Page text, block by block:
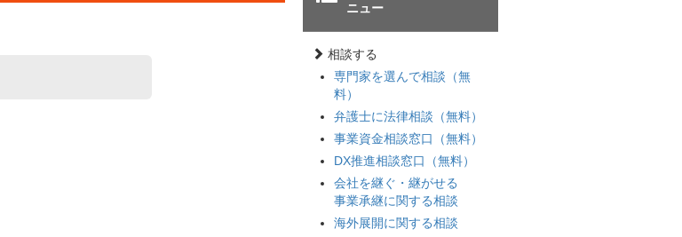
ニュー
相談する
専門家を選んで相談（無
料）
弁護士に法律相談（無料）
事業資金相談窓口（無料）
DX推進相談窓口（無料）
会社を継ぐ・継がせる
事業承継に関する相談
海外展開に関する相談